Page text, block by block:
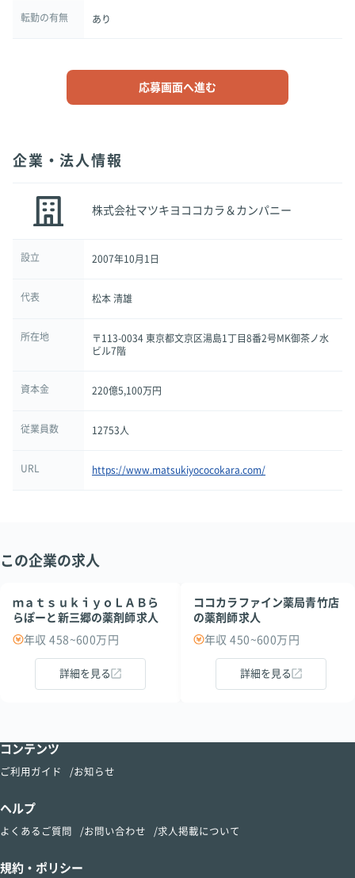
転勤の有無 あり
応募画面へ進む
企業・法人情報
株式会社マツキヨココカラ＆カンパニー
設立 2007年10月1日
代表 松本 清雄
所在地
〒113-0034 東京都文京区湯島1丁目8番2号MK御茶ノ水
ビル7階
資本金 220億5,100万円
従業員数 12753人
URL https://www.matsukiyococokara.com/
この企業の求人
ｍａｔｓｕｋｉｙｏＬＡＢら
らぽーと新三郷の薬剤師求人
年収 458~600万円
詳細を見る
ココカラファイン薬局青竹店
の薬剤師求人
年収 450~600万円
詳細を見る
コンテンツ
ご利用ガイド お知らせ
ヘルプ
よくあるご質問 お問い合わせ 求人掲載について
規約・ポリシー